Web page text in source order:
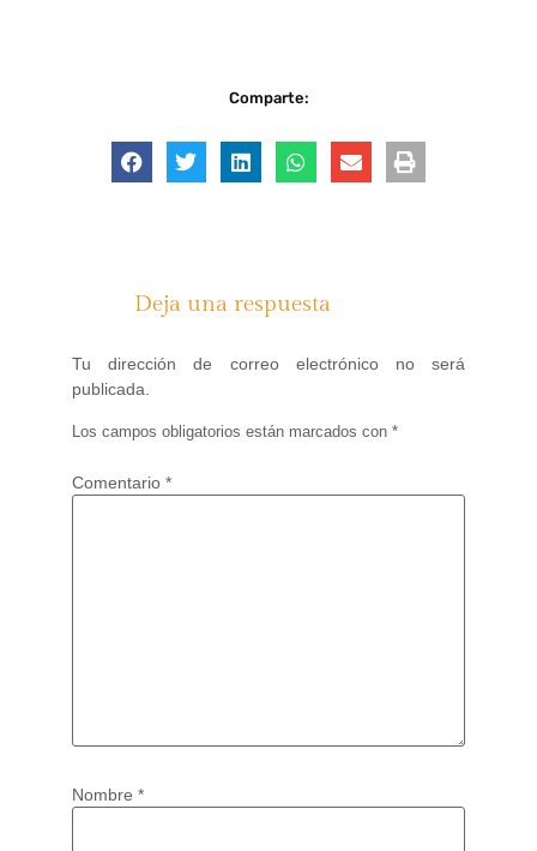
Comparte:
Deja una respuesta
Tu dirección de correo electrónico no será
publicada.
Los campos obligatorios están marcados con *
Comentario *
Nombre *